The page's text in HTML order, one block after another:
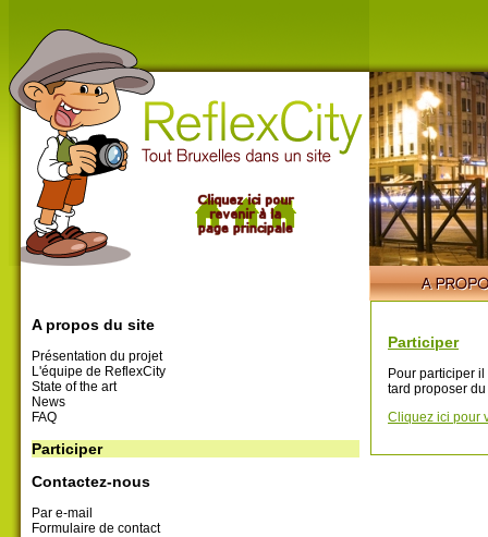
A propos du site
Présentation du projet
L'équipe de ReflexCity
State of the art
News
FAQ
Participer
Contactez-nous
Par e-mail
Formulaire de contact
Participer
Pour participer
tard proposer
Cliquez ici pour